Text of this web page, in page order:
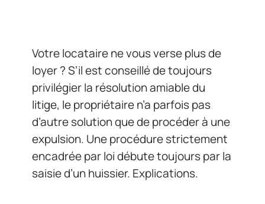
Votre locataire ne vous verse plus de
loyer ? S’il est conseillé de toujours
privilégier la résolution amiable du
litige, le propriétaire n’a parfois pas
d’autre solution que de procéder à une
expulsion. Une procédure strictement
encadrée par loi débute toujours par la
saisie d’un huissier. Explications.